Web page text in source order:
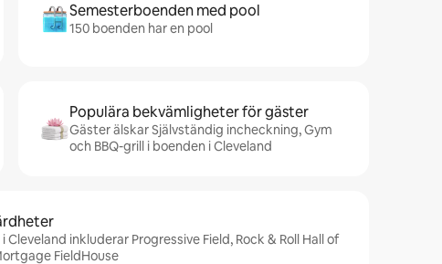
Semesterboenden med pool
150 boenden har en pool
Populära bekvämligheter för gäster
Gäster älskar Självständig incheckning, Gym
och BBQ-grill i boenden i Cleveland
inkluderar Progressive Field, Rock & Roll Hall of
FieldHouse